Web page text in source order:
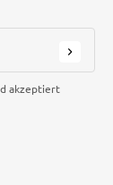
akzeptiert